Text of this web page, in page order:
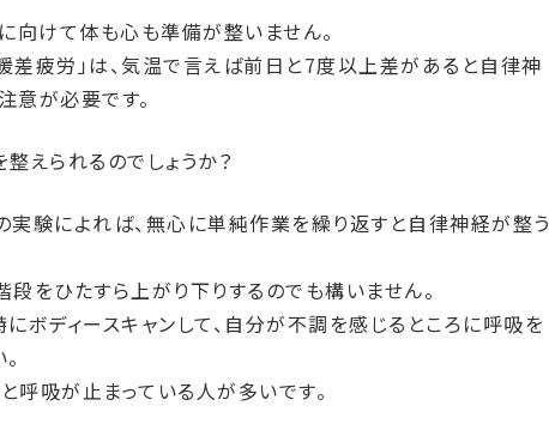
向けて体も心も準備が整いません。
差疲労」は、気温で言えば前日と7度以上差があると自律神
意が必要です。
えられるのでしょうか？
実験によれば、無心に単純作業を繰り返すと自律神経が整う
をひたすら上がり下りするのでも構いません。
ボディースキャンして、自分が不調を感じるところに呼吸を
呼吸が止まっている人が多いです。